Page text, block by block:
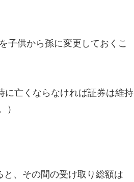
子供から孫に変更しておくこ
に亡くならなければ証券は維持
）
、その間の受け取り総額は